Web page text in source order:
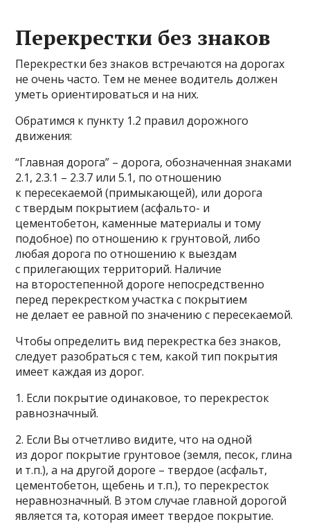
Перекрестки без знаков
Перекрестки без знаков встречаются на дорогах
не очень часто. Тем не менее водитель должен
уметь ориентироваться и на них.
Обратимся к пункту 1.2 правил дорожного
движения:
“Главная дорога” – дорога, обозначенная знаками
2.1, 2.3.1 – 2.3.7 или 5.1, по отношению
к пересекаемой (примыкающей), или дорога
с твердым покрытием (асфальто- и
цементобетон, каменные материалы и тому
подобное) по отношению к грунтовой, либо
любая дорога по отношению к выездам
с прилегающих территорий. Наличие
на второстепенной дороге непосредственно
перед перекрестком участка с покрытием
не делает ее равной по значению с пересекаемой.
Чтобы определить вид перекрестка без знаков,
следует разобраться с тем, какой тип покрытия
имеет каждая из дорог.
1. Если покрытие одинаковое, то перекресток
равнозначный.
2. Если Вы отчетливо видите, что на одной
из дорог покрытие грунтовое (земля, песок, глина
и т.п.), а на другой дороге – твердое (асфальт,
цементобетон, щебень и т.п.), то перекресток
неравнозначный. В этом случае главной дорогой
является та, которая имеет твердое покрытие.